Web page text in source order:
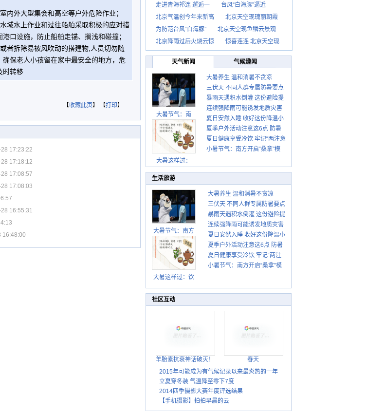
内外大型集会和高空等户外危险作业；
域水上作业和过往船舶采取积极的应对措
港口设施，防止船舶走锚、搁浅和碰撞；
者拆除易被风吹动的搭建物,人员切勿随
确保老人小孩留在家中最安全的地方，危
时转移
【收藏此页】 【打印】
17:23:22
17:18:12
17:08:57
17:08:03
16:55:31
走进青海祁连 邂逅一
台风“白海豚”逼近
北京气温创今年来新高
北京天空现瑰丽朝霞
为防范台风“白海豚”
北京天空现鱼鳞云景观
北京降雨过后火烧云惊
惊喜连连 北京天空现
天气新闻 气候趣闻
大暑节气：南
大暑这样过：
大暑养生 温和消暑不贪凉
三伏天 不同人群专属防暑要点
请收好
暴雨天遇积水倒灌 这份避险提
示请收好
连续强降雨可能诱发地质灾害
这些前兆要知道
夏日安然入睡 收好这份降温小
贴士
夏季户外活动注意这6点 防暑
健身两不误
夏日健康享受冷饮 牢记“两注意
一控制”
小暑节气：南方开启“桑拿”模
生活旅游
大暑节气：南方
暑热盛行防伏旱
北方雨季陆续开
启
大暑这样过：饮
湿热保健康
大暑养生 温和消暑不贪凉
三伏天 不同人群专属防暑要点
请收好
暴雨天遇积水倒灌 这份避险提
示请收好
连续强降雨可能诱发地质灾害
这些前兆要知道
夏日安然入睡 收好这份降温小
贴士
夏季户外活动注意这6点 防暑
健身两不误
夏日健康享受冷饮 牢记“两注
意一控制”
小暑节气：南方开启“桑拿”模
社区互动
羊胎素抗衰神话破灭！
春天
2015年可能成为有气候记录以来最炎热的一年
立夏穿冬装 气温降至零下7度
2014四季摄影大赛年度评选结果
【手机摄影】拍拍早晨的云